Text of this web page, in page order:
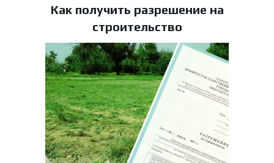
Как получить разрешение на
строительство